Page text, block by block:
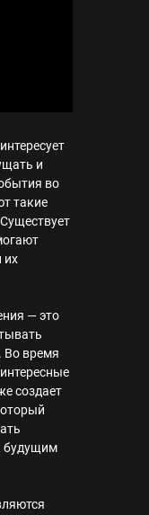
и
во
такие
их
— это
Во время
создает
будущим